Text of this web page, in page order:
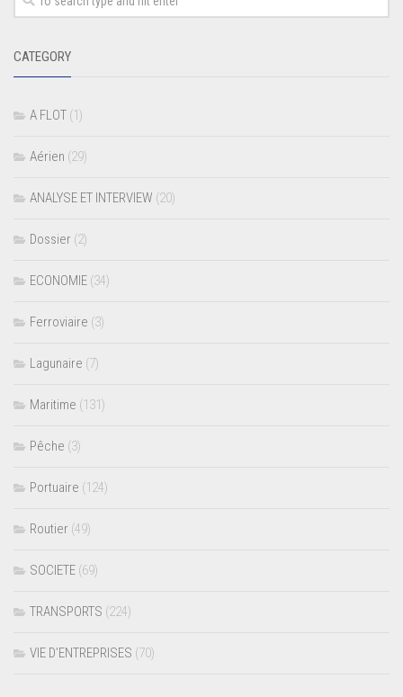
CATEGORY
A FLOT (1)
Aérien (29)
ANALYSE ET INTERVIEW (20)
Dossier (2)
ECONOMIE (34)
Ferroviaire (3)
Lagunaire (7)
Maritime (131)
Pêche (3)
Portuaire (124)
Routier (49)
SOCIETE (69)
TRANSPORTS (224)
VIE D’ENTREPRISES (70)